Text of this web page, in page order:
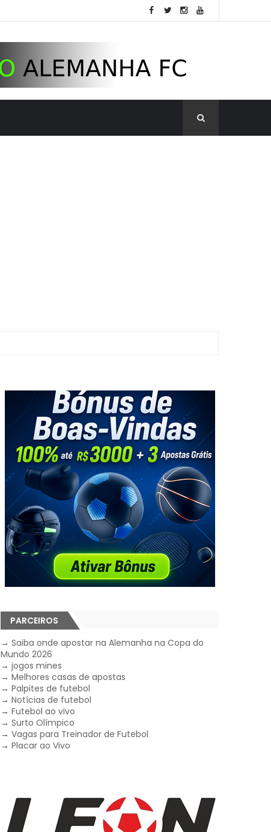
PARCEIROS
→Saiba onde apostar na Alemanha na Copa do
Mundo 2026
→jogos mines
→Melhores casas de apostas
→Palpites de futebol
→Notícias de futebol
→Futebol ao vivo
→Surto Olímpico
→Vagas para Treinador de Futebol
→Placar ao Vivo